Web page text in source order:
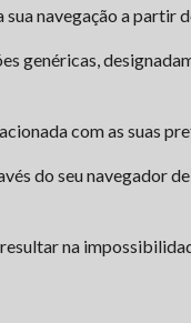
navegação a
genéricas,
com as suas
do seu navegador
na